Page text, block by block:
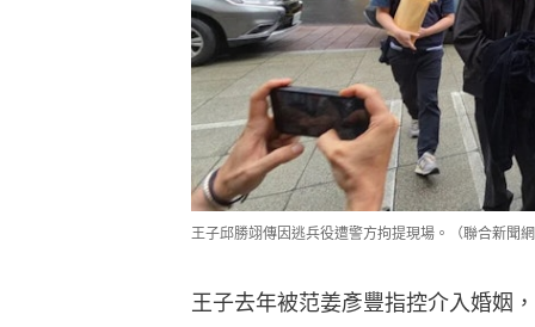
王子邱勝翊傳因逃兵役遭警方拘提現場。（聯合新聞
王子去年被范姜彥豐指控介入婚姻